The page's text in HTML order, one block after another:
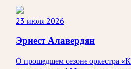
23 июля 2026
Эрнест Алавердян
О прошедшем сезоне оркестра